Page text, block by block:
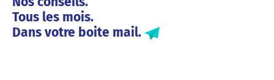
Tous les mois.
Dans votre boite mail.